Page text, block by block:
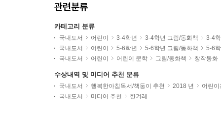
관련분류
카테고리 분류
국내도서 어린이 3-4학년 3-4학년 그림/동화책
3-4
국내도서
어린이 5-6학년 5-6학년 그림/동화책
5-6
국내도서
어린이 어린이 문학 그림/동화책 창작동화
수상내역 및 미디어 추천 분류
국내도서 행복한아침독서/책둥이 추천 2018 년
어린
국내도서
미디어 추천 한겨레